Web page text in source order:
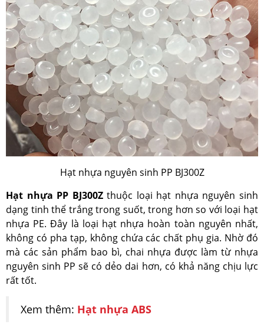
Hạt nhựa nguyên sinh PP BJ300Z
Hạt nhựa PP BJ300Zthuộc loại hạt nhựa nguyên sinh
dạng tinh thể trắng trong suốt, trong hơn so với loại hạt
nhựa PE. Đây là loại hạt nhựa hoàn toàn nguyên nhất,
không có pha tạp, không chứa các chất phụ gia. Nhờ đó
mà các sản phẩm bao bì, chai nhựa được làm từ nhựa
nguyên sinh PP sẽ có dẻo dai hơn, có khả năng chịu lực
rất tốt.
Xem thêm: Hạt nhựa ABS